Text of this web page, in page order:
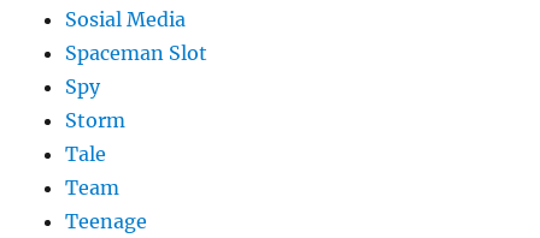
Sosial Media
Spaceman Slot
Spy
Storm
Tale
Team
Teenage